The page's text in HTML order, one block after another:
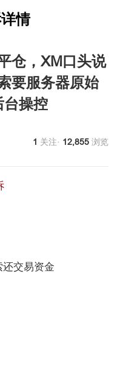
情
仓，XM口头说
要服务器原始
台操控
1 关注· 12,855 浏览
交易资金